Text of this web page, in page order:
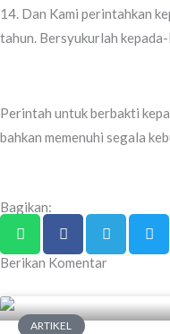
14. Dan Kami perintahkan
tahun. Bersyukurlah
Perintah untuk berbakti
bahkan memenuhi segala
Bagikan:
Berikan Komentar
ARTIKEL